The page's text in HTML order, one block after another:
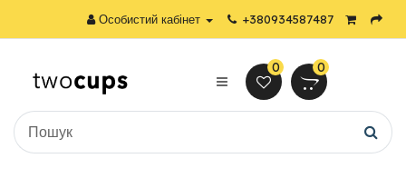
Особистий кабінет +380934587487
0 0